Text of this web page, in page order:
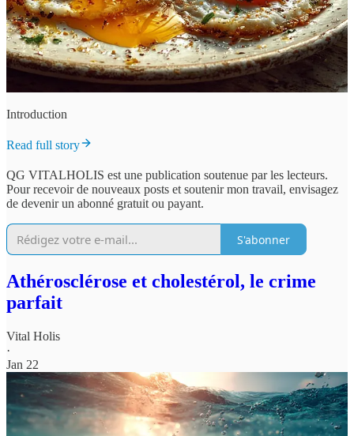
Introduction
Read full story
QG VITALHOLIS est une publication soutenue par les lecteurs.
Pour recevoir de nouveaux posts et soutenir mon travail, envisagez
de devenir un abonné gratuit ou payant.
S'abonner
Athérosclérose et cholestérol, le crime
parfait
Vital Holis
·
Jan 22